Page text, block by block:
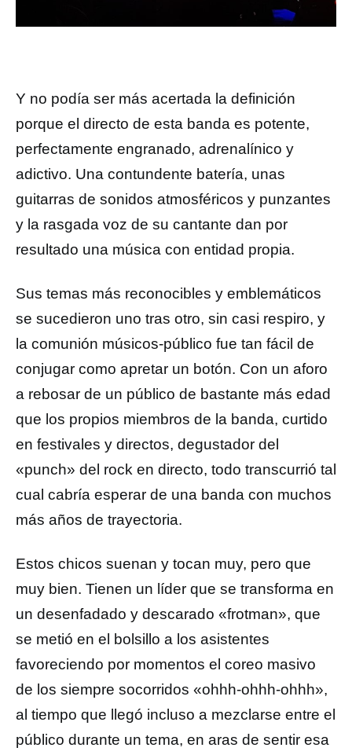
Y no podía ser más acertada la definición
porque el directo de esta banda es potente,
perfectamente engranado, adrenalínico y
adictivo. Una contundente batería, unas
guitarras de sonidos atmosféricos y punzantes
y la rasgada voz de su cantante dan por
resultado una música con entidad propia.
Sus temas más reconocibles y emblemáticos
se sucedieron uno tras otro, sin casi respiro, y
la comunión músicos-público fue tan fácil de
conjugar como apretar un botón. Con un aforo
a rebosar de un público de bastante más edad
que los propios miembros de la banda, curtido
en festivales y directos, degustador del
«punch» del rock en directo, todo transcurrió tal
cual cabría esperar de una banda con muchos
más años de trayectoria.
Estos chicos suenan y tocan muy, pero que
muy bien. Tienen un líder que se transforma en
un desenfadado y descarado «frotman», que
se metió en el bolsillo a los asistentes
favoreciendo por momentos el coreo masivo
de los siempre socorridos «ohhh-ohhh-ohhh»,
al tiempo que llegó incluso a mezclarse entre el
público durante un tema, en aras de sentir esa